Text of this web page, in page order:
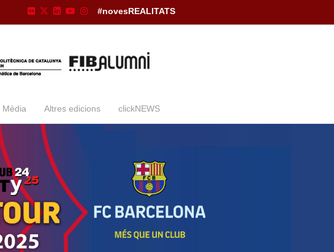
#novesREALITATS
Mèdia Altres edicions clickNEWS